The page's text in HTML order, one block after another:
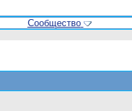
Сообщество